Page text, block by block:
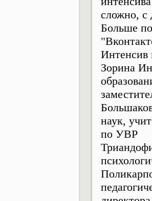
сложно, с
Больше
Интенсив
Зорина
наук,
по УВР